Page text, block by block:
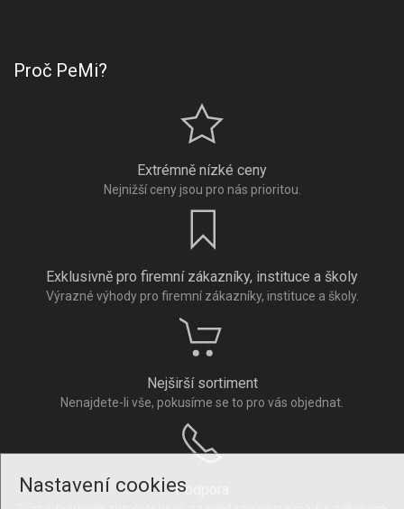
Nastavení cookies
Proč PeMi?
Extrémně nízké ceny
Nejnižší ceny jsou pro nás prioritou.
Exklusivně pro firemní zákazníky, instituce a školy
Výrazné výhody pro firemní zákazníky, instituce a školy.
Nejširší sortiment
Nenajdete-li vše, pokusíme se to pro vás objednat.
Podpora